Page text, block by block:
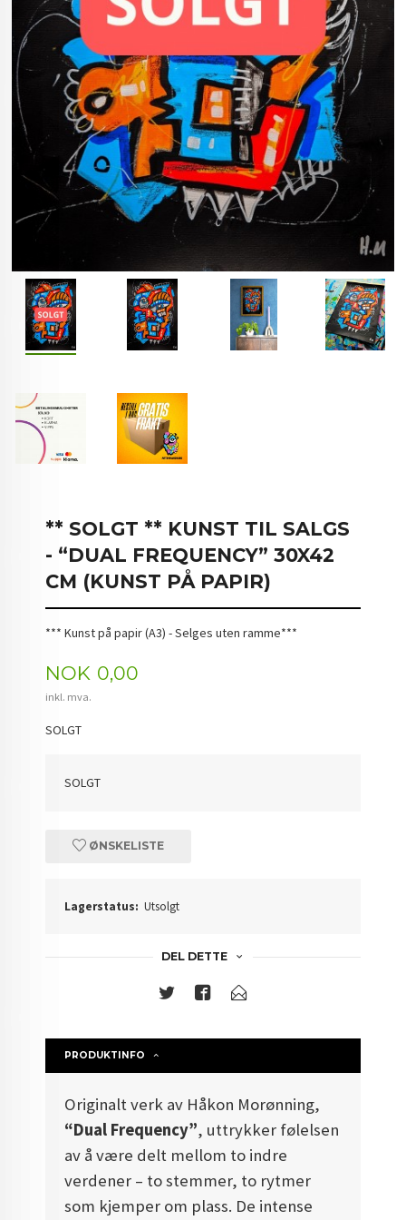
** SOLGT ** KUNST TIL SALGS
- “DUAL FREQUENCY” 30X42
CM (KUNST PÅ PAPIR)
*** Kunst på papir (A3) - Selges uten ramme***
Pris
NOK 0,00
inkl. mva.
SOLGT
SOLGT
ØNSKELISTE
Lagerstatus: Utsolgt
DEL DETTE
PRODUKTINFO
Originalt verk av Håkon Morønning,
“Dual Frequency”, uttrykker følelsen
av å være delt mellom to indre
verdener – to stemmer, to rytmer
som kjemper om plass. De intense